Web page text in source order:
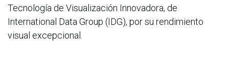
Tecnología de Visualización Innovadora, de
International Data Group (IDG), por su rendimiento
visual excepcional.